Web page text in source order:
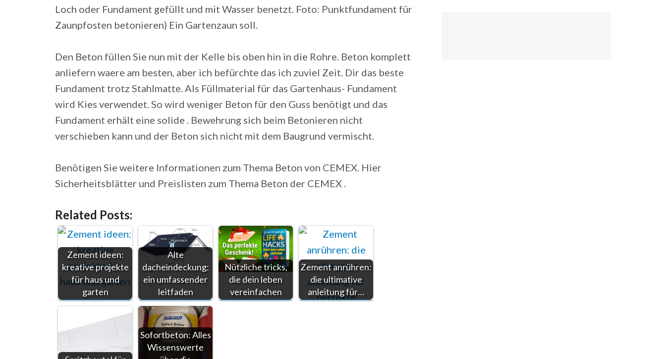
Loch oder Fundament gefüllt und mit Wasser benetzt. Foto: Punktfundament für
Zaunpfosten betonieren) Ein Gartenzaun soll.
Den Beton füllen Sie nun mit der Kelle bis oben hin in die Rohre. Beton komplett
anliefern waere am besten, aber ich befürchte das ich zuviel Zeit. Dir das beste
Fundament trotz Stahlmatte. Als Füllmaterial für das Gartenhaus- Fundament
wird Kies verwendet. So wird weniger Beton für den Guss benötigt und das
Fundament erhält eine solide . Bewehrung sich beim Betonieren nicht
verschieben kann und der Beton sich nicht mit dem Baugrund vermischt.
Benötigen Sie weitere Informationen zum Thema Beton von CEMEX. Hier
Sicherheitsblätter und Preislisten zum Thema Beton der CEMEX .
Related Posts:
Zement ideen:
kreative projekte
für haus und
garten
Alte
dacheindeckung:
ein umfassender
leitfaden
Nützliche tricks,
die dein leben
vereinfachen
Zement anrühren:
die ultimative
anleitung für…
Sofortbeton: Alles
Wissenswerte